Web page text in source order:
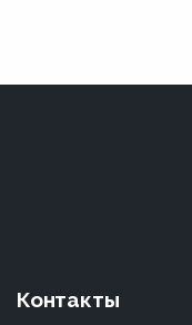
Контакты